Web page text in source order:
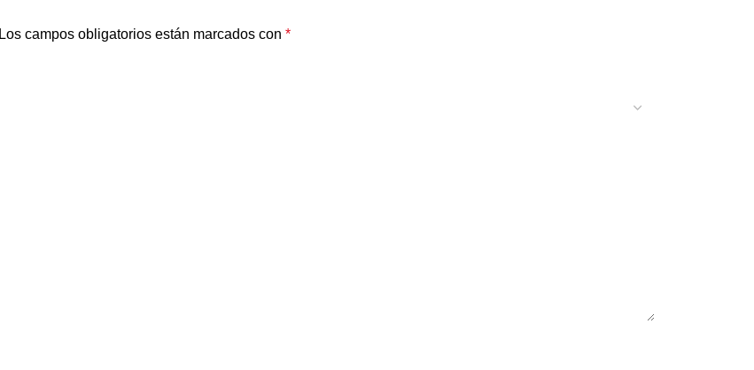
Los campos obligatorios están marcados con *